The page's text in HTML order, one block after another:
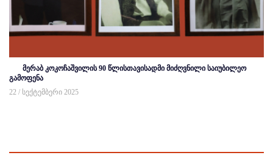
მერაბ კოკოჩაშვილის 90 წლისთავისადმი მიძღვნილი საიუბილეო
გამოფენა
22 / სექტემბერი 2025